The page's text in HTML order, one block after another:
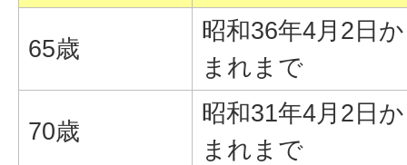
65歳
昭和36年4月2日
まれまで
70歳
昭和31年4月2日
まれまで